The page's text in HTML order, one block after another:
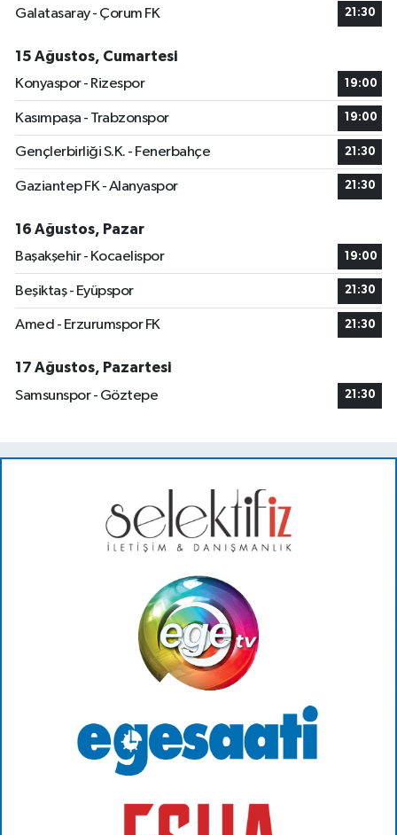
Galatasaray - Çorum FK
21:30
15 Ağustos, Cumartesi
Konyaspor - Rizespor
19:00
Kasımpaşa - Trabzonspor 19:00
Gençlerbirliği S.K. - Fenerbahçe 21:30
Gaziantep FK - Alanyaspor 21:30
16 Ağustos, Pazar
Başakşehir - Kocaelispor
19:00
Beşiktaş - Eyüpspor 21:30
Amed - Erzurumspor FK 21:30
17 Ağustos, Pazartesi
Samsunspor - Göztepe
21:30